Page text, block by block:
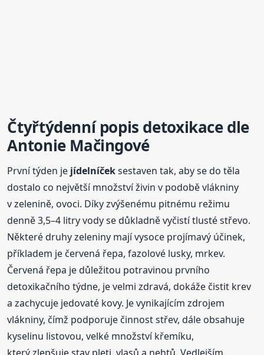
Čtyřtýdenní popis detoxikacedle
Antonie Mačingové
První týden je jídelníčeksestaven tak, aby se do těla
dostalo co největší množství živin v podobě vlákniny
v zelenině, ovoci. Díky zvýšenému pitnému režimu
denně 3,5–4 litry vody se důkladně vyčistí tlusté střevo.
Některé druhy zeleniny mají vysoce projímavý účinek,
příkladem je červená řepa, fazolové lusky, mrkev.
Červená řepa je důležitou potravinou prvního
detoxikačního týdne, je velmi zdravá, dokáže čistit krev
a zachycuje jedovaté kovy. Je vynikajícím zdrojem
vlákniny, čímž podporuje činnost střev, dále obsahuje
kyselinu listovou, velké množství křemíku,